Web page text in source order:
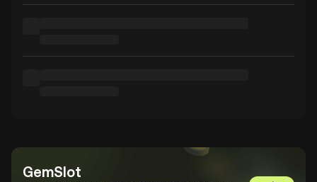
GemSlot